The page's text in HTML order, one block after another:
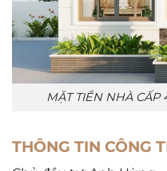
MẶT TIỀN NHÀ CẤP
THÔNG TIN CÔNG